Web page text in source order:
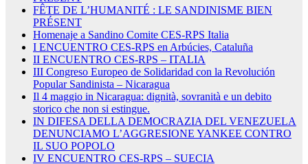
FÊTE DE L’HUMANITÉ : LE SANDINISME BIEN
PRÉSENT
Homenaje a Sandino Comite CES-RPS Italia
I ENCUENTRO CES-RPS en Arbúcies, Cataluña
II ENCUENTRO CES-RPS – ITALIA
III Congreso Europeo de Solidaridad con la Revolución
Popular Sandinista – Nicaragua
Il 4 maggio in Nicaragua: dignità, sovranità e un debito
storico che non si estingue.
IN DIFESA DELLA DEMOCRAZIA DEL VENEZUELA
DENUNCIAMO L’AGGRESIONE YANKEE CONTRO
IL SUO POPOLO
IV ENCUENTRO CES-RPS – SUECIA